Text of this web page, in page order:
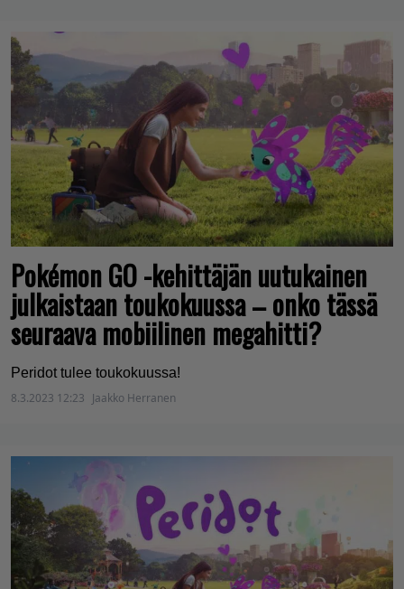
Pokémon GO -kehittäjän uutukainen
julkaistaan toukokuussa – onko tässä
seuraava mobiilinen megahitti?
Peridot tulee toukokuussa!
8.3.2023 12:23 Jaakko Herranen